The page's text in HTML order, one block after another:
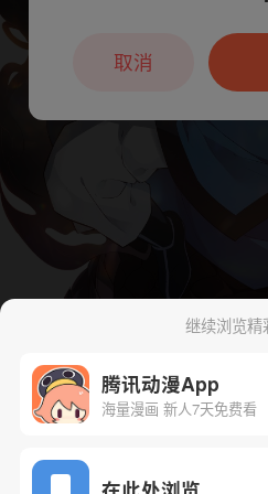
继续浏览精
腾讯动漫App
海量漫画 新人7天免费看
本章节仅支持App阅
户7天免
取消